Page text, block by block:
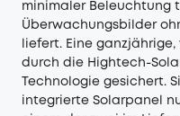
minimaler Beleuchtung
Überwachungsbilder
liefert. Eine
durch die Hightech-
Technologie gesichert.
integrierte Solarpanel